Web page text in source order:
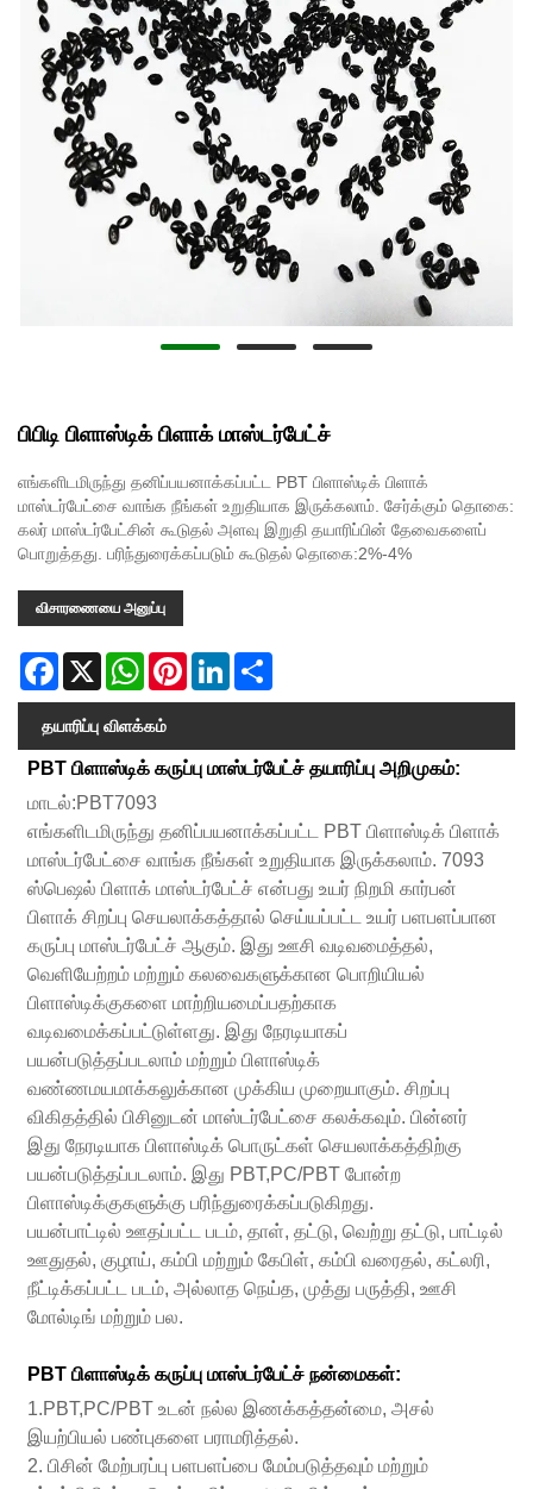
பிபிடி பிளாஸ்டிக் பிளாக் மாஸ்டர்பேட்ச்
எங்களிடமிருந்து தனிப்பயனாக்கப்பட்ட PBT பிளாஸ்டிக் பிளாக்
மாஸ்டர்பேட்சை வாங்க நீங்கள் உறுதியாக இருக்கலாம். சேர்க்கும் தொகை:
கலர் மாஸ்டர்பேட்சின் கூடுதல் அளவு இறுதி தயாரிப்பின் தேவைகளைப்
பொறுத்தது. பரிந்துரைக்கப்படும் கூடுதல் தொகை:2%-4%
விசாரணையை அனுப்பு
Facebook
X WhatsAppPinterestLinkedIn
தயாரிப்பு விளக்கம்
PBT பிளாஸ்டிக் கருப்பு மாஸ்டர்பேட்ச் தயாரிப்பு அறிமுகம்:
மாடல்:PBT7093
எங்களிடமிருந்து தனிப்பயனாக்கப்பட்ட PBT பிளாஸ்டிக் பிளாக்
மாஸ்டர்பேட்சை வாங்க நீங்கள் உறுதியாக இருக்கலாம். 7093
ஸ்பெஷல் பிளாக் மாஸ்டர்பேட்ச் என்பது உயர் நிறமி கார்பன்
பிளாக் சிறப்பு செயலாக்கத்தால் செய்யப்பட்ட உயர் பளபளப்பான
கருப்பு மாஸ்டர்பேட்ச் ஆகும். இது ஊசி வடிவமைத்தல்,
வெளியேற்றம் மற்றும் கலவைகளுக்கான பொறியியல்
பிளாஸ்டிக்குகளை மாற்றியமைப்பதற்காக
வடிவமைக்கப்பட்டுள்ளது. இது நேரடியாகப்
பயன்படுத்தப்படலாம் மற்றும் பிளாஸ்டிக்
வண்ணமயமாக்கலுக்கான முக்கிய முறையாகும். சிறப்பு
விகிதத்தில் பிசினுடன் மாஸ்டர்பேட்சை கலக்கவும். பின்னர்
இது நேரடியாக பிளாஸ்டிக் பொருட்கள் செயலாக்கத்திற்கு
பயன்படுத்தப்படலாம். இது PBT,PC/PBT போன்ற
பிளாஸ்டிக்குகளுக்கு பரிந்துரைக்கப்படுகிறது.
பயன்பாட்டில் ஊதப்பட்ட படம், தாள், தட்டு, வெற்று தட்டு, பாட்டில்
ஊதுதல், குழாய், கம்பி மற்றும் கேபிள், கம்பி வரைதல், கட்லரி,
நீட்டிக்கப்பட்ட படம், அல்லாத நெய்த, முத்து பருத்தி, ஊசி
மோல்டிங் மற்றும் பல.
PBT பிளாஸ்டிக் கருப்பு மாஸ்டர்பேட்ச் நன்மைகள்:
1.PBT,PC/PBT உடன் நல்ல இணக்கத்தன்மை, அசல்
இயற்பியல் பண்புகளை பராமரித்தல்.
2. பிசின் மேற்பரப்பு பளபளப்பை மேம்படுத்தவும் மற்றும்